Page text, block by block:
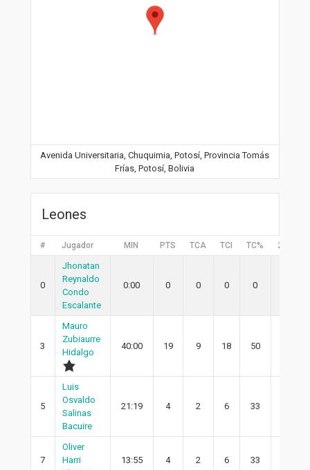
Avenida Universitaria, Chuquimia, Potosí, Provincia Tomás
Frías, Potosí, Bolivia
Leones
# Jugador MIN PTS TCA TCI TC% 2PA
0
Jhonatan
Reynaldo
Condo
Escalante
0:00 0 0 0 0
3
Mauro
Zubiaurre
Hidalgo
40:00 19 9 18 50
5
Luis
Osvaldo
Salinas
Bacuire
21:19 4 2 6 33
7
Oliver
Harri
13:55 4 2 6 33